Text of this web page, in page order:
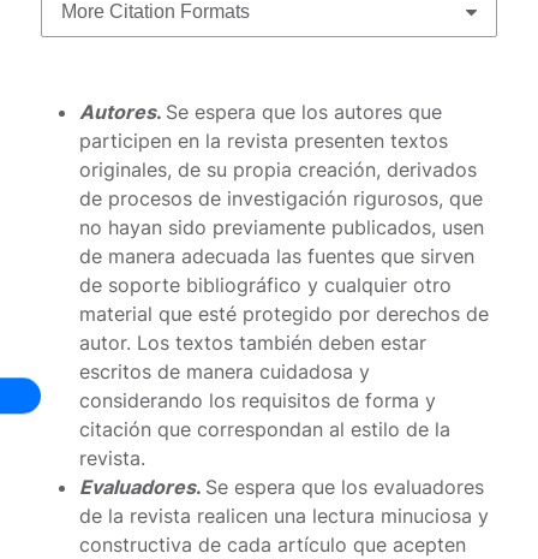
More Citation Formats
Autores. Se espera que los autores que
participen en la revista presenten textos
originales, de su propia creación, derivados
de procesos de investigación rigurosos, que
no hayan sido previamente publicados, usen
de manera adecuada las fuentes que sirven
de soporte bibliográfico y cualquier otro
material que esté protegido por derechos de
autor. Los textos también deben estar
escritos de manera cuidadosa y
considerando los requisitos de forma y
citación que correspondan al estilo de la
revista.
Evaluadores. Se espera que los evaluadores
de la revista realicen una lectura minuciosa y
constructiva de cada artículo que acepten